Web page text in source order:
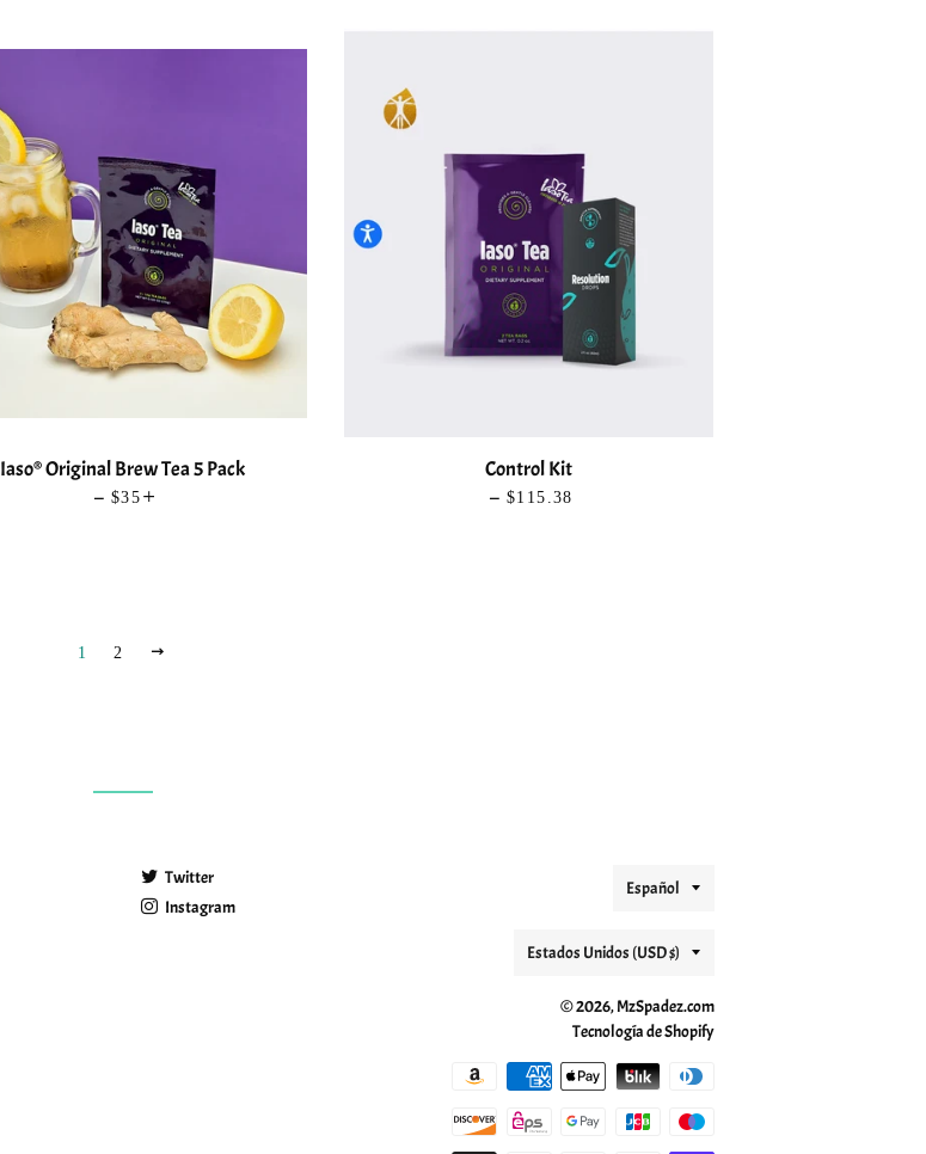
Iaso® Original Brew Tea 5 Pack
— PRECIO HABITUAL
$35
Control Kit
— PRECIO HABITUAL
$115.38
1 2
Twitter
Instagram
Idioma
Español
País/región
Estados Unidos (USD $)
© 2026,MzSpadez.com
Tecnología de Shopify